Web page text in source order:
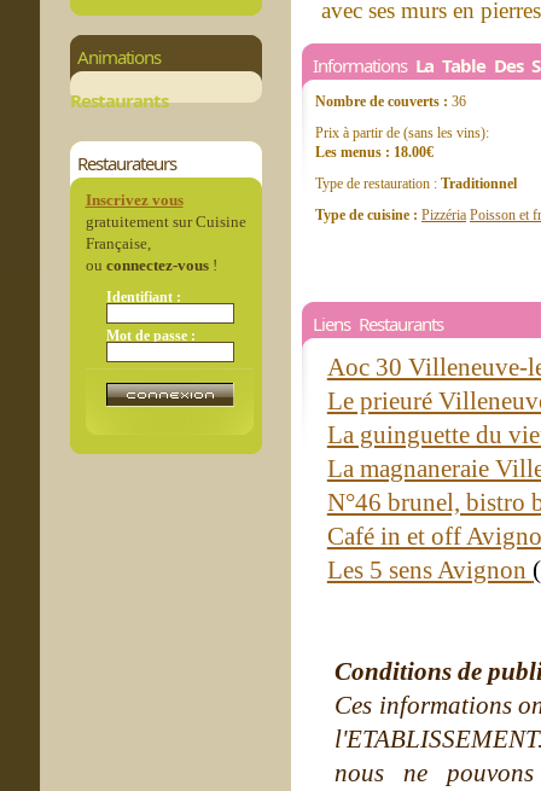
Animations
Restaurants
Restaurateurs
Inscrivez vous
gratuitement sur Cuisine
Française,
ou connectez-vous!
Identifiant :
Mot de passe :
avec ses murs en
Informations La Table Des
Nombre de couverts : 36
Prix à partir de (sans les vins):
Les menus : 18.00€
Type de restauration : Traditionnel
Type de cuisine : Pizzéria Poisson et
Liens Restaurants
Aoc 30 Villeneuve-
Le prieuré
La guinguette du
La magnaneraie
N°46 brunel, bistro
Café in et off
Les 5 sens Avignon
Conditions de
Ces informations
nous ne